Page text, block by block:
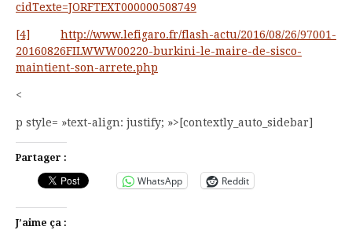
cidTexte=JORFTEXT000000508749
[4]
http://www.lefigaro.fr/flash-actu/2016/08/26/97001-
20160826FILWWW00220-burkini-le-maire-de-sisco-
maintient-son-arrete.php
<
p style= »text-align: justify; »>[contextly_auto_sidebar]
Partager :
WhatsApp Reddit
J’aime ça :